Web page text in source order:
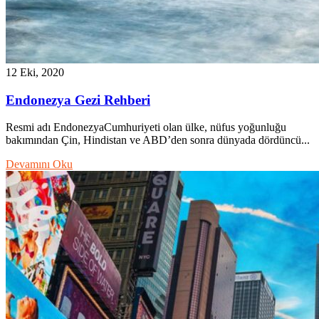
12 Eki, 2020
Endonezya Gezi Rehberi
Resmi adı EndonezyaCumhuriyeti olan ülke, nüfus yoğunluğu
bakımından Çin, Hindistan ve ABD’den sonra dünyada dördüncü...
Devamını Oku